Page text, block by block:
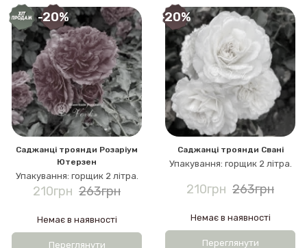
-20%
Саджанці троянди Розаріум
Ютерзен
Упакування: горщик 2 літра.
210грн 263грн
Немає в наявності
Переглянути
-20%
Саджанці троянди Свані
Упакування: горщик 2 літра.
210грн 263грн
Немає в наявності
Переглянути